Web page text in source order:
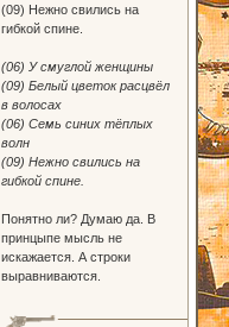
(09) Нежно свились на
гибкой спине.
(06) У смуглой женщины
(09) Белый цветок расцвёл
в волосах
(06) Семь синих тёплых
волн
(09) Нежно свились на
гибкой спине.
Понятно ли? Думаю да. В
принцыпе мысль не
искажается. А строки
выравниваются.